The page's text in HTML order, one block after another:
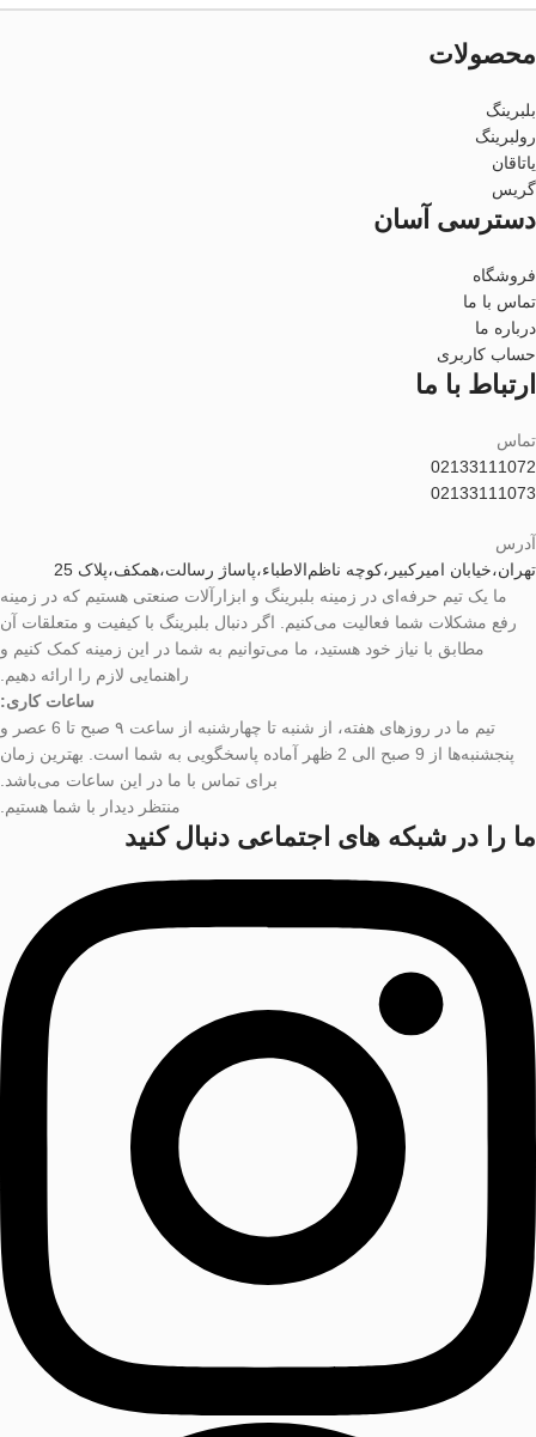
محصولات
بلبرینگ
رولبرینگ
یاتاقان
گریس
دسترسی آسان
فروشگاه
تماس با ما
درباره ما
حساب کاربری
ارتباط با ما
تماس
02133111072
02133111073
آدرس
تهران،خیابان امیرکبیر،کوچه ناظم‌الاطباء،پاساژ رسالت،همکف،پلاک 25
ما یک تیم حرفه‌ای در زمینه بلبرینگ و ابزارآلات صنعتی هستیم که در زمینه
رفع مشکلات شما فعالیت می‌کنیم. اگر دنبال بلبرینگ با کیفیت و متعلقات آن
مطابق با نیاز خود هستید، ما می‌توانیم به شما در این زمینه کمک کنیم و
راهنمایی لازم را ارائه دهیم.
ساعات کاری:
تیم ما در روزهای هفته، از شنبه تا چهارشنبه از ساعت ۹ صبح تا 6 عصر و
پنجشنبه‌ها از 9 صبح الی 2 ظهر آماده پاسخگویی به شما است. بهترین زمان
برای تماس با ما در این ساعات می‌باشد.
منتظر دیدار با شما هستیم.
ما را در شبکه های اجتماعی دنبال کنید